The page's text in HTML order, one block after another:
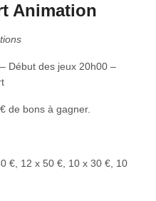
Animation
Début des jeux 20h00 –
de bons à gagner.
€, 12 x 50 €, 10 x 30 €, 10